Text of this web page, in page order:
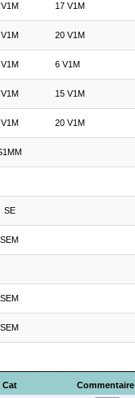
Cat Commentaire
V1M 17 V1M
V1M 20 V1M
V1M 6 V1M
V1M 15 V1M
V1M 20 V1M
SE
SEM
SEM
SEM